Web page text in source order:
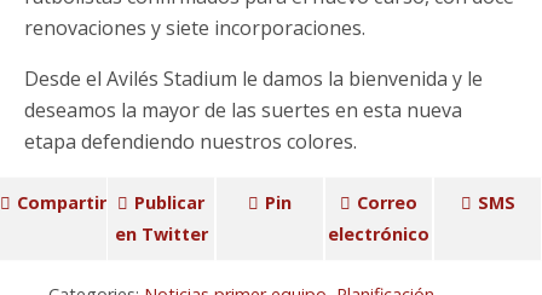
renovaciones y siete incorporaciones.
Desde el Avilés Stadium le damos la bienvenida y le
deseamos la mayor de las suertes en esta nueva
etapa defendiendo nuestros colores.
Compartir
Publicar
en Twitter
Pin
Correo
electrónico
SMS